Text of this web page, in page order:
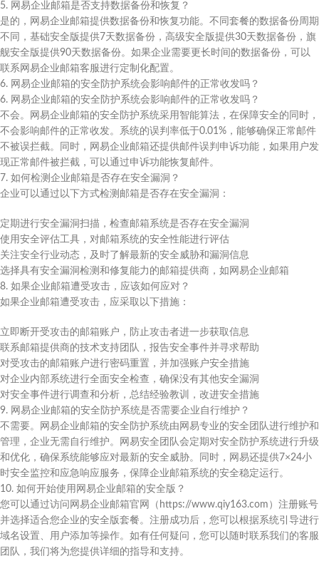
5. 网易企业邮箱是否支持数据备份和恢复？
是的，网易企业邮箱提供数据备份和恢复功能。不同套餐的数据备份周期
不同，基础安全版提供7天数据备份，高级安全版提供30天数据备份，旗
舰安全版提供90天数据备份。如果企业需要更长时间的数据备份，可以
联系网易企业邮箱客服进行定制化配置。
6. 网易企业邮箱的安全防护系统会影响邮件的正常收发吗？
6. 网易企业邮箱的安全防护系统会影响邮件的正常收发吗？
不会。网易企业邮箱的安全防护系统采用智能算法，在保障安全的同时，
不会影响邮件的正常收发。系统的误判率低于0.01%，能够确保正常邮件
不被误拦截。同时，网易企业邮箱还提供邮件误判申诉功能，如果用户发
现正常邮件被拦截，可以通过申诉功能恢复邮件。
7. 如何检测企业邮箱是否存在安全漏洞？
企业可以通过以下方式检测邮箱是否存在安全漏洞：
定期进行安全漏洞扫描，检查邮箱系统是否存在安全漏洞
使用安全评估工具，对邮箱系统的安全性能进行评估
关注安全行业动态，及时了解最新的安全威胁和漏洞信息
选择具有安全漏洞检测和修复能力的邮箱提供商，如网易企业邮箱
8. 如果企业邮箱遭受攻击，应该如何应对？
如果企业邮箱遭受攻击，应采取以下措施：
立即断开受攻击的邮箱账户，防止攻击者进一步获取信息
联系邮箱提供商的技术支持团队，报告安全事件并寻求帮助
对受攻击的邮箱账户进行密码重置，并加强账户安全措施
对企业内部系统进行全面安全检查，确保没有其他安全漏洞
对安全事件进行调查和分析，总结经验教训，改进安全措施
9. 网易企业邮箱的安全防护系统是否需要企业自行维护？
不需要。网易企业邮箱的安全防护系统由网易专业的安全团队进行维护和
管理，企业无需自行维护。网易安全团队会定期对安全防护系统进行升级
和优化，确保系统能够应对最新的安全威胁。同时，网易还提供7×24小
时安全监控和应急响应服务，保障企业邮箱系统的安全稳定运行。
10. 如何开始使用网易企业邮箱的安全版？
您可以通过访问网易企业邮箱官网（https://www.qiy163.com）注册账号
并选择适合您企业的安全版套餐。注册成功后，您可以根据系统引导进行
域名设置、用户添加等操作。如有任何疑问，您可以随时联系我们的客服
团队，我们将为您提供详细的指导和支持。